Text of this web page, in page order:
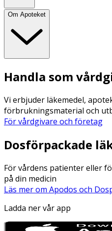
Om Apoteket
Handla som
Vi erbjuder läkemedel,
förbrukningsmaterial och
För vårdgivare och företag
Dosförpackade
För vårdens patienter eller
på din medicin
Läs mer om Apodos och
Ladda ner vår app